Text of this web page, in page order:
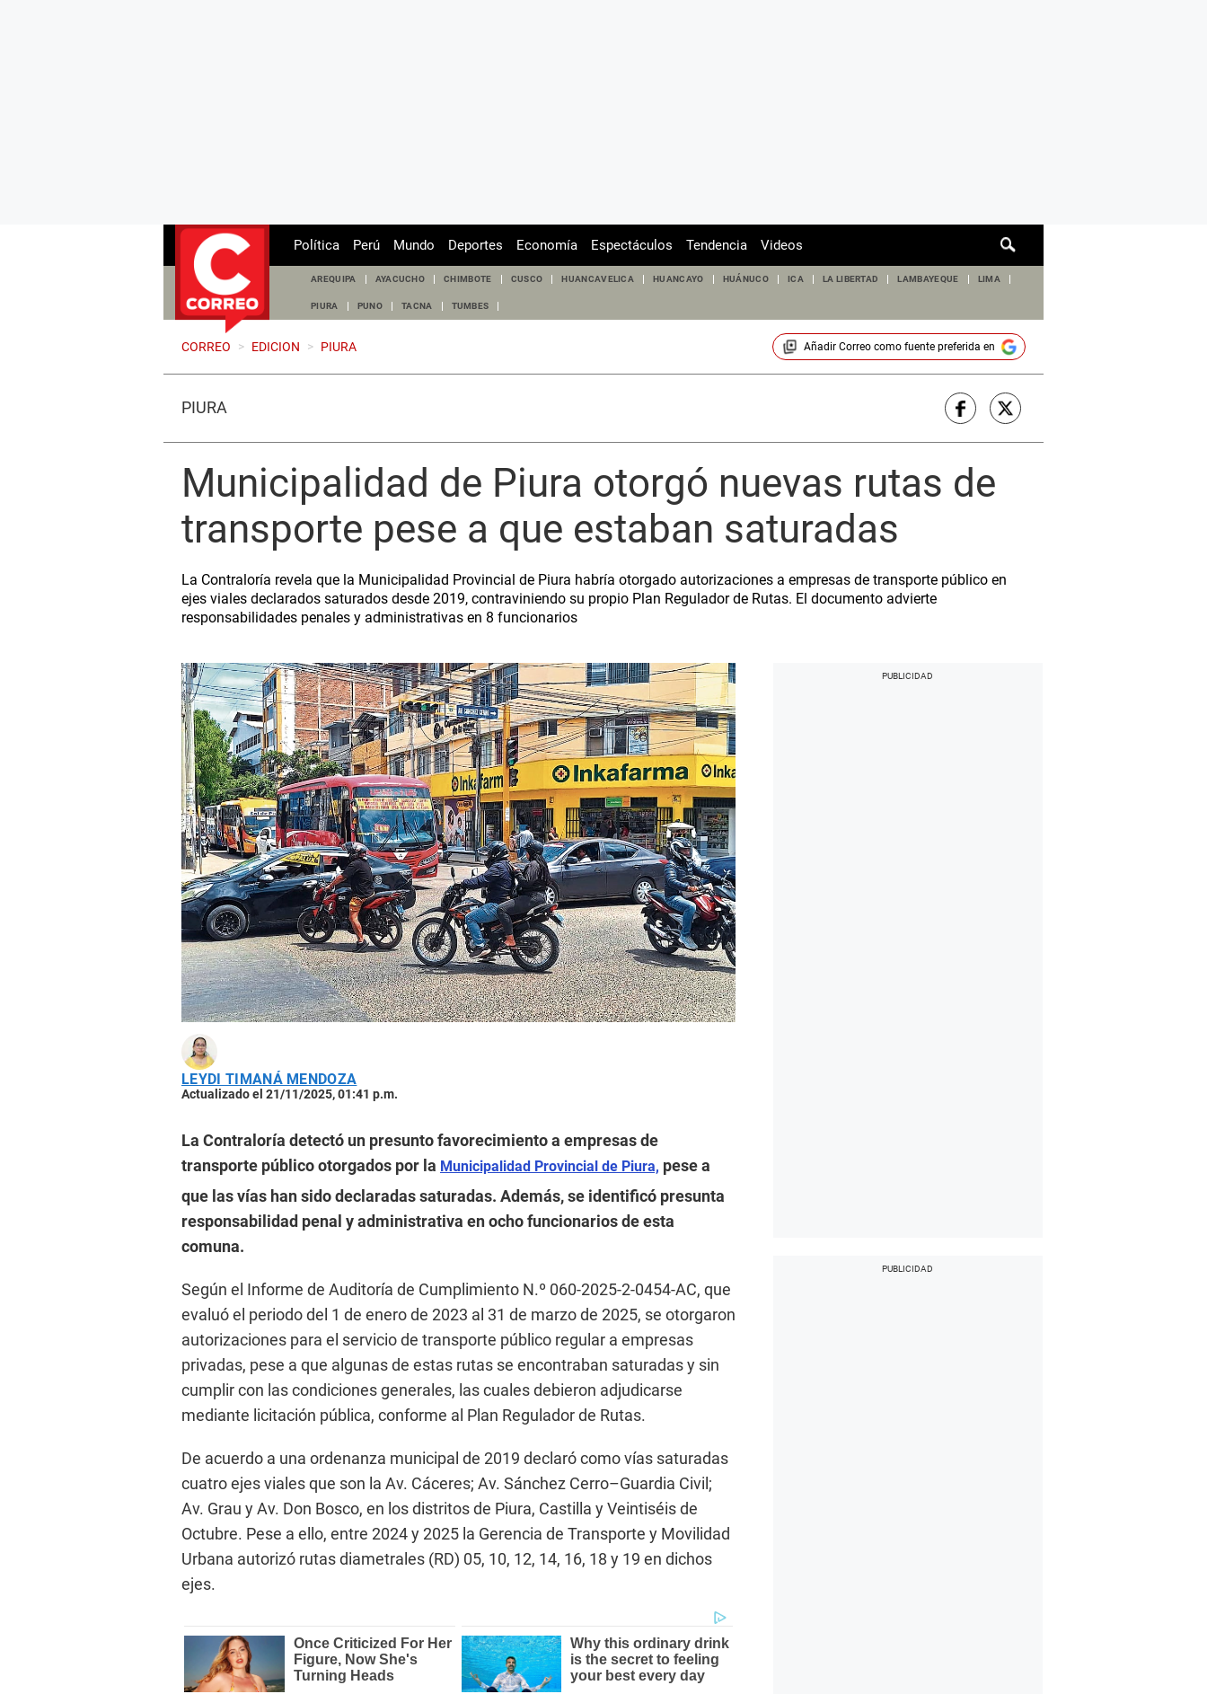
de
Política Perú Mundo Deportes Economía Espectáculos Tendencia Videos
AREQUIPA AYACUCHO CHIMBOTE CUSCO HUANCAVELICA HUANCAYO HUÁNUCO ICA LA LIBERTAD LAMBAYEQUE LIMA
PIURA PUNO TACNA TUMBES
CORREO > EDICION > PIURA Añadir Correocomo fuente preferida en
PIURA
Municipalidad de Piura otorgó nuevas rutas de
transporte pese a que estaban saturadas
La Contraloría revela que la Municipalidad Provincial de Piura habría otorgado autorizaciones a empresas de transporte público en
ejes viales declarados saturados desde 2019, contraviniendo su propio Plan Regulador de Rutas. El documento advierte
responsabilidades penales y administrativas en 8 funcionarios
LEYDI TIMANÁ MENDOZA
Actualizado el 21/11/2025, 01:41 p.m.
La Contraloría detectó un presunto favorecimiento a empresas de
transporte público otorgados por la Municipalidad Provincial de Piura, pese a
que las vías han sido declaradas saturadas. Además, se identificó presunta
responsabilidad penal y administrativa en ocho funcionarios de esta
comuna.
Según el Informe de Auditoría de Cumplimiento N.º 060-2025-2-0454-AC, que
evaluó el periodo del 1 de enero de 2023 al 31 de marzo de 2025, se otorgaron
autorizaciones para el servicio de transporte público regular a empresas
privadas, pese a que algunas de estas rutas se encontraban saturadas y sin
cumplir con las condiciones generales, las cuales debieron adjudicarse
mediante licitación pública, conforme al Plan Regulador de Rutas.
De acuerdo a una ordenanza municipal de 2019 declaró como vías saturadas
cuatro ejes viales que son la Av. Cáceres; Av. Sánchez Cerro–Guardia Civil;
Av. Grau y Av. Don Bosco, en los distritos de Piura, Castilla y Veintiséis de
Octubre. Pese a ello, entre 2024 y 2025 la Gerencia de Transporte y Movilidad
Urbana autorizó rutas diametrales (RD) 05, 10, 12, 14, 16, 18 y 19 en dichos
ejes.